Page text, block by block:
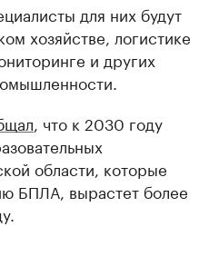
для них будут
хозяйстве, логистике
и других
, что к 2030 году
области, которые
БПЛА, вырастет более